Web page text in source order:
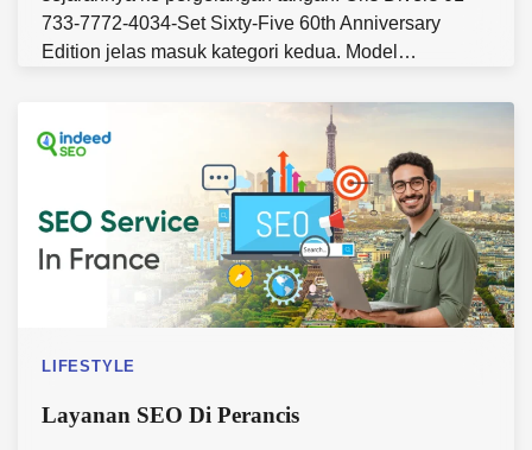
733-7772-4034-Set Sixty-Five 60th Anniversary
Edition jelas masuk kategori kedua. Model…
LIFESTYLE
Layanan SEO Di Perancis